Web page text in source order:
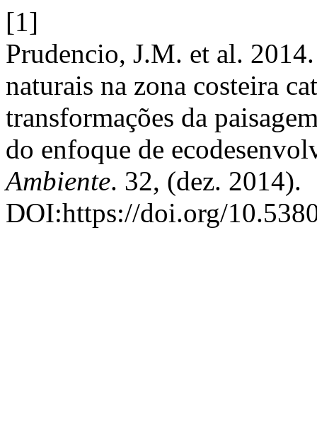
[1]
Prudencio, J.M. et al.
naturais na zona costeira
transformações da
do enfoque de
Ambiente. 32, (dez. 2014).
DOI:https://doi.org/